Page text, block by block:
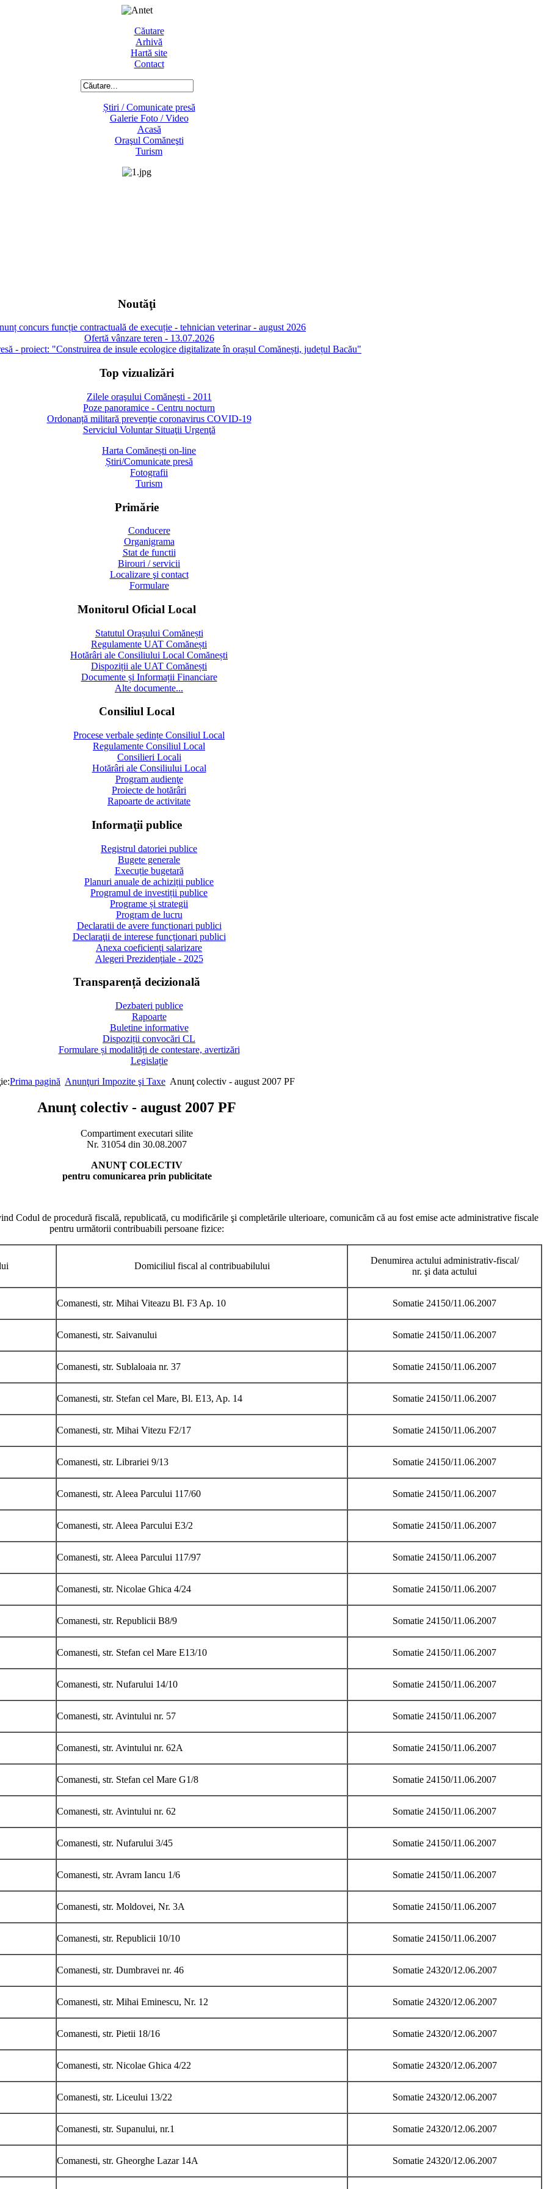
Căutare
Arhivă
Hartă site
Contact
Știri / Comunicate presă
Galerie Foto / Video
Acasă
Oraşul Comăneşti
Turism
Noutăţi
concurs funcție contractuală de execuție - tehnician veterinar - august 2026
Ofertă vânzare teren - 13.07.2026
- proiect: "Construirea de insule ecologice digitalizate în orașul Comănești, județul Bacău"
Top vizualizări
Zilele oraşului Comăneşti - 2011
Poze panoramice - Centru nocturn
Ordonanță militară prevenție coronavirus COVID-19
Serviciul Voluntar Situaţii Urgenţă
Harta Comănești on-line
Știri/Comunicate presă
Fotografii
Turism
Primărie
Conducere
Organigrama
Stat de functii
Birouri / servicii
Localizare şi contact
Formulare
Monitorul Oficial Local
Statutul Orașului Comănești
Regulamente UAT Comănești
Hotărâri ale Consiliului Local Comănești
Dispoziții ale UAT Comănești
Documente și Informații Financiare
Alte documente...
Consiliul Local
Procese verbale ședințe Consiliul Local
Regulamente Consiliul Local
Consilieri Locali
Hotărâri ale Consiliului Local
Program audienţe
Proiecte de hotărâri
Rapoarte de activitate
Informaţii publice
Registrul datoriei publice
Bugete generale
Execuție bugetară
Planuri anuale de achiziții publice
Programul de investiții publice
Programe și strategii
Program de lucru
Declaratii de avere funcționari publici
Declaraţii de interese funcționari publici
Anexa coeficienți salarizare
Alegeri Prezidențiale - 2025
Transparență decizională
Dezbateri publice
Rapoarte
Buletine informative
Dispoziții convocări CL
Formulare și modalități de contestare, avertizări
Legislație
Prima pagină Anunţuri Impozite şi Taxe Anunţ colectiv - august 2007 PF
Anunţ colectiv - august 2007 PF
Compartiment executari silite
Nr. 31054 din 30.08.2007
ANUNŢ COLECTIV
pentru comunicarea prin publicitate
Codul de procedură fiscală, republicată, cu modificările şi completările ulterioare, comunicăm că au fost emise acte administrative fiscale
pentru următorii contribuabili persoane fizice:
Domiciliul fiscal al contribuabilului
Denumirea actului administrativ-fiscal/
nr. şi data actului
Comanesti, str. Mihai Viteazu Bl. F3 Ap. 10 Somatie 24150/11.06.2007
Comanesti, str. Saivanului Somatie 24150/11.06.2007
Comanesti, str. Sublaloaia nr. 37 Somatie 24150/11.06.2007
Comanesti, str. Stefan cel Mare, Bl. E13, Ap. 14 Somatie 24150/11.06.2007
Comanesti, str. Mihai Vitezu F2/17 Somatie 24150/11.06.2007
Comanesti, str. Librariei 9/13 Somatie 24150/11.06.2007
Comanesti, str. Aleea Parcului 117/60 Somatie 24150/11.06.2007
Comanesti, str. Aleea Parcului E3/2 Somatie 24150/11.06.2007
Comanesti, str. Aleea Parcului 117/97 Somatie 24150/11.06.2007
Comanesti, str. Nicolae Ghica 4/24 Somatie 24150/11.06.2007
Comanesti, str. Republicii B8/9 Somatie 24150/11.06.2007
Comanesti, str. Stefan cel Mare E13/10 Somatie 24150/11.06.2007
Comanesti, str. Nufarului 14/10 Somatie 24150/11.06.2007
Comanesti, str. Avintului nr. 57 Somatie 24150/11.06.2007
Comanesti, str. Avintului nr. 62A Somatie 24150/11.06.2007
Comanesti, str. Stefan cel Mare G1/8 Somatie 24150/11.06.2007
Comanesti, str. Avintului nr. 62 Somatie 24150/11.06.2007
Comanesti, str. Nufarului 3/45 Somatie 24150/11.06.2007
Comanesti, str. Avram Iancu 1/6 Somatie 24150/11.06.2007
Comanesti, str. Moldovei, Nr. 3A Somatie 24150/11.06.2007
Comanesti, str. Republicii 10/10 Somatie 24150/11.06.2007
Comanesti, str. Dumbravei nr. 46 Somatie 24320/12.06.2007
Comanesti, str. Mihai Eminescu, Nr. 12 Somatie 24320/12.06.2007
Comanesti, str. Pietii 18/16 Somatie 24320/12.06.2007
Comanesti, str. Nicolae Ghica 4/22 Somatie 24320/12.06.2007
Comanesti, str. Liceului 13/22 Somatie 24320/12.06.2007
Comanesti, str. Supanului, nr.1 Somatie 24320/12.06.2007
Comanesti, str. Gheorghe Lazar 14A Somatie 24320/12.06.2007